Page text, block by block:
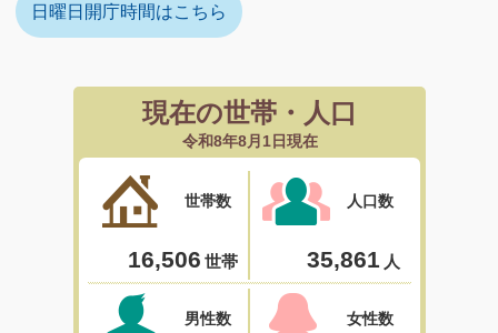
日曜日開庁時間はこちら